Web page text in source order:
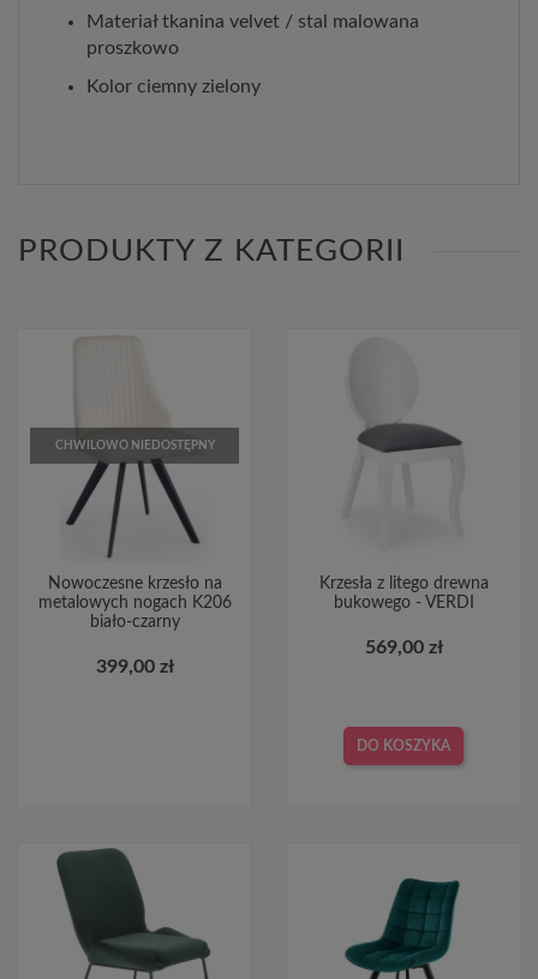
Materiał tkanina velvet / stal malowana
proszkowo
Kolor ciemny zielony
PRODUKTY Z KATEGORII
CHWILOWO NIEDOSTĘPNY
Nowoczesne krzesło na
metalowych nogach K206
biało-czarny
399,00 zł
Krzesła z litego drewna
bukowego - VERDI
569,00 zł
DO KOSZYKA